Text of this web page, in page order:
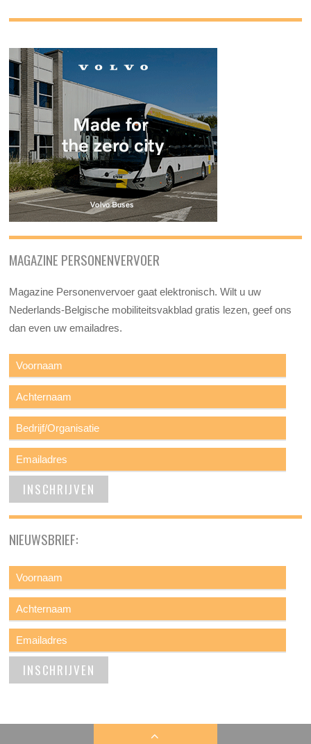
MAGAZINE PERSONENVERVOER
Magazine Personenvervoer gaat elektronisch. Wilt u uw
Nederlands-Belgische mobiliteitsvakblad gratis lezen, geef ons
dan even uw emailadres.
NIEUWSBRIEF: